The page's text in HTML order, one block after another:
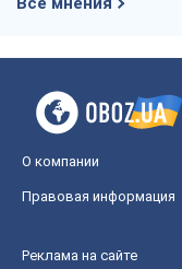
О компании
Правовая информация
Реклама на сайте